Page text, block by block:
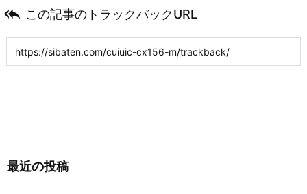
 この記事のトラックバックURL
最近の投稿